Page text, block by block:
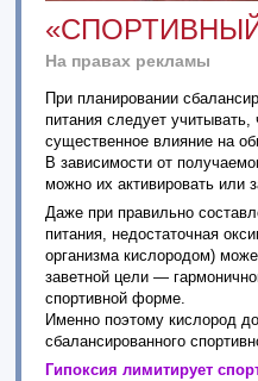
На правах рекламы
При планировании
питания следует учитывать,
существенное влияние на
В зависимости от
можно их активировать или
Даже при правильно
питания, недостаточная
организма кислородом)
заветной цели —
спортивной форме.
Именно поэтому кислород
сбалансированного
Гипоксия лимитирует